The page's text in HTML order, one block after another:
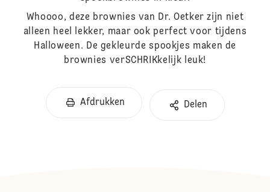
Whoooo, deze brownies van Dr. Oetker zijn niet
alleen heel lekker, maar ook perfect voor tijdens
Halloween. De gekleurde spookjes maken de
brownies verSCHRIKkelijk leuk!
Afdrukken Delen